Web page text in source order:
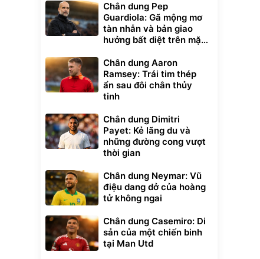
Chân dung Pep
Guardiola: Gã mộng mơ
tàn nhẫn và bản giao
hưởng bất diệt trên mặt
Chân dung Aaron
Ramsey: Trái tim thép
ẩn sau đôi chân thủy
tinh
Chân dung Dimitri
Payet: Kẻ lãng du và
những đường cong vượt
thời gian
Chân dung Neymar: Vũ
điệu dang dở của hoàng
tử không ngai
Chân dung Casemiro: Di
sản của một chiến binh
tại Man Utd